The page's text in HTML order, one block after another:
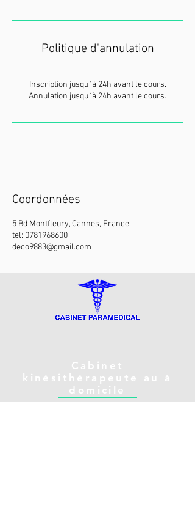
Politique d'annulation
Inscription jusqu`à 24h avant le cours.
Annulation jusqu`à 24h avant le cours.
Coordonnées
5 Bd Montfleury, Cannes, France
tel: 0781968600
deco9883@gmail.com
Cabinet
kinésithérapeute au à
domicile